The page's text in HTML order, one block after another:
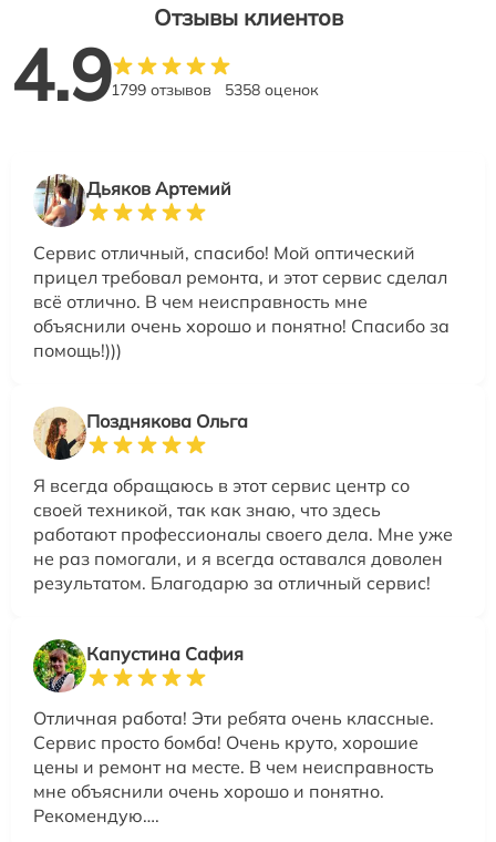
Отзывы клиентов
4.91799 отзывов 5358 оценок
Дьяков Артемий
Сервис отличный, спасибо! Мой оптический
прицел требовал ремонта, и этот сервис сделал
всё отлично. В чем неисправность мне
объяснили очень хорошо и понятно! Спасибо за
помощь!)))
Позднякова Ольга
Я всегда обращаюсь в этот сервис центр со
своей техникой, так как знаю, что здесь
работают профессионалы своего дела. Мне уже
не раз помогали, и я всегда оставался доволен
результатом. Благодарю за отличный сервис!
Капустина Сафия
Отличная работа! Эти ребята очень классные.
Сервис просто бомба! Очень круто, хорошие
цены и ремонт на месте. В чем неисправность
мне объяснили очень хорошо и понятно.
Рекомендую….